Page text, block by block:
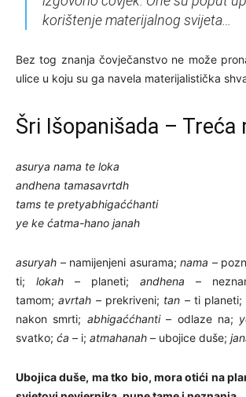
korištenje materijalnog svijeta…
Bez tog znanja čovječanstvo ne može
ulice u koju su ga navela materijalistička
Šri Išopanišada – Treća
asurya nama te loka
andhena tamasavrtdh
tams te pretyabhigaććhanti
ye ke ćatma-hano janah
asuryah – namijenjeni asurama; nama –
ti; lokah – planeti; andhena –
tamom;avrtah – prekriveni; tan – ti planeti;
nakon smrti; abhigaććhanti– odlaze na;
svatko; ća – i; atmahanah – ubojice duše;
Ubojica duše, ma tko bio, mora otići na